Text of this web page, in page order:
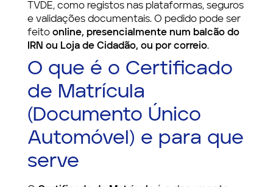
TVDE, como registos nas plataformas, seguros
e validações documentais. O pedido pode ser
feito online, presencialmente num balcão do
IRN ou Loja de Cidadão, ou por correio.
O que é o Certificado
de Matrícula
(Documento Único
Automóvel) e para que
serve